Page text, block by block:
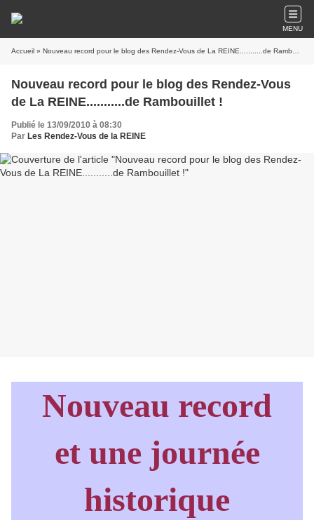
MENU
Accueil » Nouveau record pour le blog des Rendez-Vous de La REINE...........de Rambouillet !
Nouveau record pour le blog des Rendez-Vous
de La REINE...........de Rambouillet !
Publié le 13/09/2010 à 08:30
Par Les Rendez-Vous de la REINE
Nouveau record
et une journée
historique